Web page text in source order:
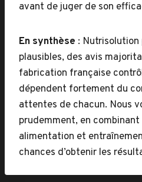
avant de juger de son
En synthèse :
plausibles, des avis
fabrication française
dépendent fortement du
attentes de chacun. Nous
prudemment, en
alimentation et
chances d’obtenir les